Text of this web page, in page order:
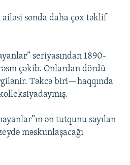
sonda daha çox təklif
seriyasından 1890-
çəkib. Onlardan dördü
Təkcə biri—haqqında
ən tutqunu sayılan
məskunlaşacağı